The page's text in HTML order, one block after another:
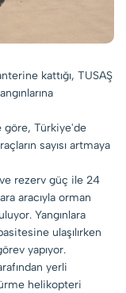
kattığı, TUSAŞ
göre, Türkiye'de
sayısı artmaya
rezerv güç ile 24
aracıyla orman
Yangınlara
ulaşılırken
yapıyor.
yerli
helikopteri